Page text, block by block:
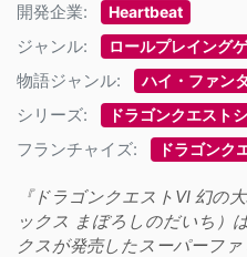
開発企業: Heartbeat
ジャンル: ロールプレイング
物語ジャンル: ハイ・ファン
シリーズ: ドラゴンクエスト
フランチャイズ: ドラゴンク
『ドラゴンクエストVI 幻の
ックス まぼろしのだいち）
クスが発売したスーパーフ